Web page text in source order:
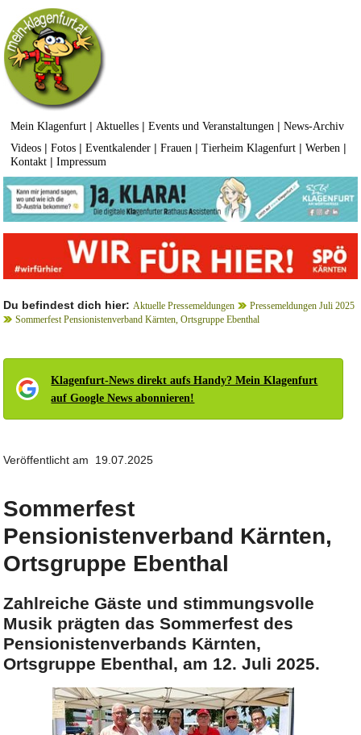
Mein Klagenfurt | Aktuelles |Events und Veranstaltungen |News-Archiv
Videos |Fotos |Eventkalender |Frauen |Tierheim Klagenfurt |Werben |
Kontakt |Impressum
Du befindest dich hier: Aktuelle Pressemeldungen
Pressemeldungen Juli 2025
Sommerfest Pensionistenverband Kärnten, Ortsgruppe Ebenthal
Klagenfurt-News direkt aufs Handy? Mein Klagenfurt
auf Google News abonnieren!
Veröffentlicht am 19.07.2025
Sommerfest
Pensionistenverband Kärnten,
Ortsgruppe Ebenthal
Zahlreiche Gäste und stimmungsvolle
Musik prägten das Sommerfest des
Pensionistenverbands Kärnten,
Ortsgruppe Ebenthal, am 12. Juli 2025.